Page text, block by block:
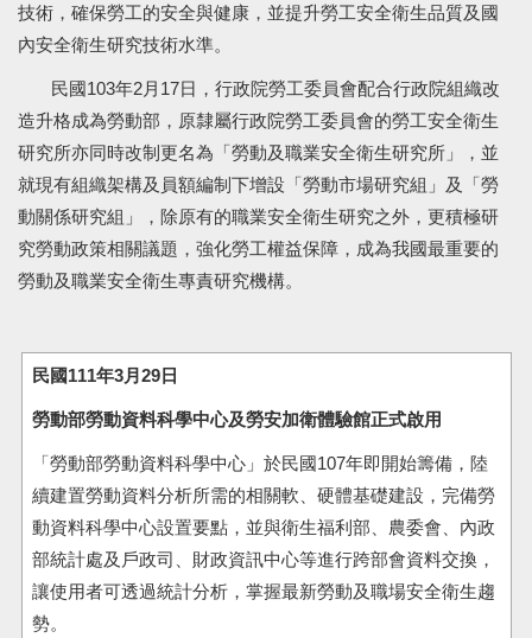
技術，確保勞工的安全與健康，並提升勞工安全衛生品質及國
內安全衛生研究技術水準。
民國103年2月17日，行政院勞工委員會配合行政院組織改
造升格成為勞動部，原隸屬行政院勞工委員會的勞工安全衛生
研究所亦同時改制更名為「勞動及職業安全衛生研究所」，並
就現有組織架構及員額編制下增設「勞動市場研究組」及「勞
動關係研究組」，除原有的職業安全衛生研究之外，更積極研
究勞動政策相關議題，強化勞工權益保障，成為我國最重要的
勞動及職業安全衛生專責研究機構。
民國111年3月29日
勞動部勞動資料科學中心及勞安加衛體驗館正式啟用
「勞動部勞動資料科學中心」於民國107年即開始籌備，陸
續建置勞動資料分析所需的相關軟、硬體基礎建設，完備勞
動資料科學中心設置要點，並與衛生福利部、農委會、內政
部統計處及戶政司、財政資訊中心等進行跨部會資料交換，
讓使用者可透過統計分析，掌握最新勞動及職場安全衛生趨
勢。